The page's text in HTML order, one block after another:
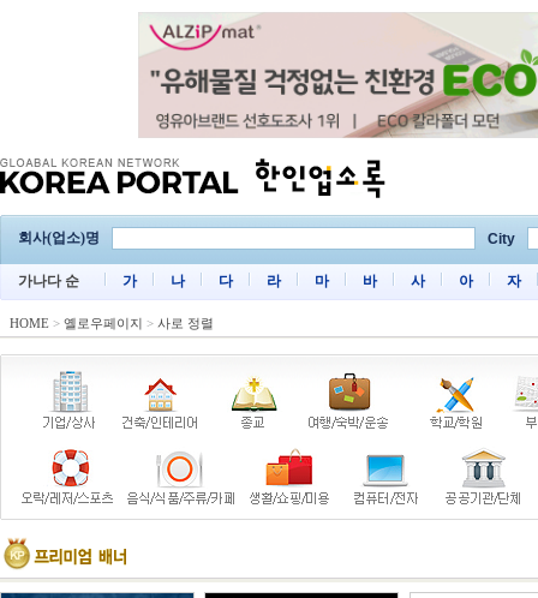
회사(업소)명 City
가나다 순 가 나 다 라 마 바 사 아 자
HOME > 옐로우페이지 > 사로 정렬